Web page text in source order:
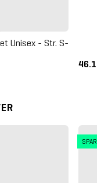
Unisex - Str. S-
SPAR